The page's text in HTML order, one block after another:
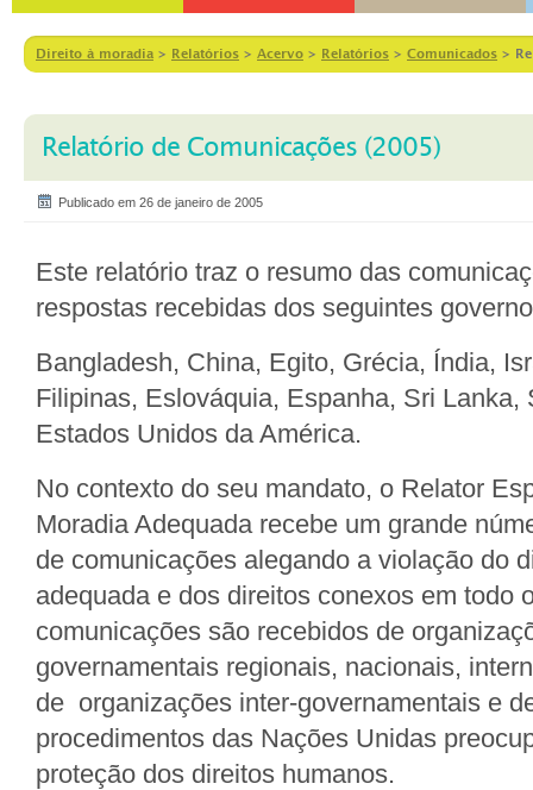
Direito à moradia > Relatórios > Acervo > Relatórios > Comunicados >
Relatório de Comunicações (2005)
Publicado em 26 de janeiro de 2005
Este relatório traz o resumo das
respostas recebidas dos seguintes
Bangladesh, China, Egito, Grécia, Índia,
Filipinas, Eslováquia, Espanha, Sri Lanka,
Estados Unidos da América.
No contexto do seu mandato, o Relator
Moradia Adequada recebe um grande
de comunicações alegando a violação do
adequada e dos direitos conexos em todo
comunicações são recebidos de
governamentais regionais, nacionais,
de organizações inter-governamentais e
procedimentos das Nações Unidas
proteção dos direitos humanos.